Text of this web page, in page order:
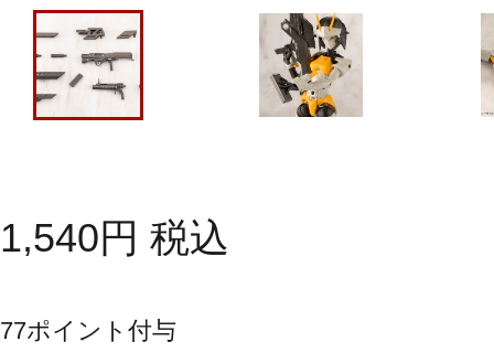
1,540円 税込
77ポイント付与